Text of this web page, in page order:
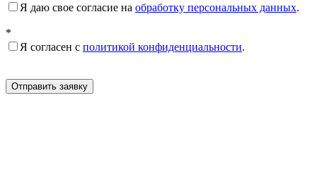
Я даю свое согласие на обработку персональных данных.
*
Я согласен с политикой конфиденциальности.
Отправить заявку